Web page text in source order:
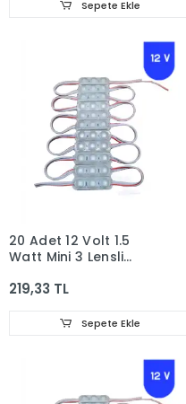
Sepete Ekle
20 Adet 12 Volt 1.5
Watt Mini 3 Lensli
Modül IP65
219,33 TL
Sepete Ekle